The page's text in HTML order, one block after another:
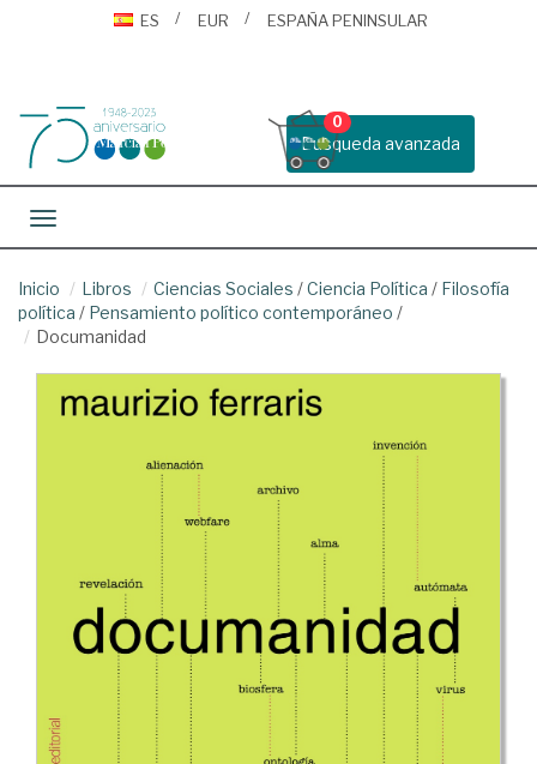
ES
EUR ESPAÑA PENINSULAR
Busqueda avanzada
0
Toggle navigation
Inicio Libros Ciencias Sociales /Ciencia Política / Filosofía
política / Pensamiento político contemporáneo /
Documanidad